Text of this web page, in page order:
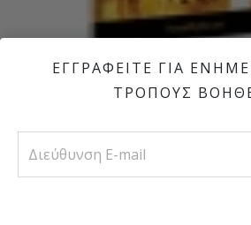
24 ΑΝΤΙΤΥΠΑ ΑΠΟ ΤΟ ΒΙΒΛΙΑΡΑΚΙ
ΑΝΘΡΩΠΙΝΩΝ ΔΙΚΑΙΩΜΑΤΩΝ
Ανθρωπίνων Δικαιωμάτων,
αυτή η
σκιαγραφώντας την εξέλιξή τους
ΕΓΓΡΑΦΕΙΤΕ ΓΙΑ
ΤΡΟΠΟΥΣ